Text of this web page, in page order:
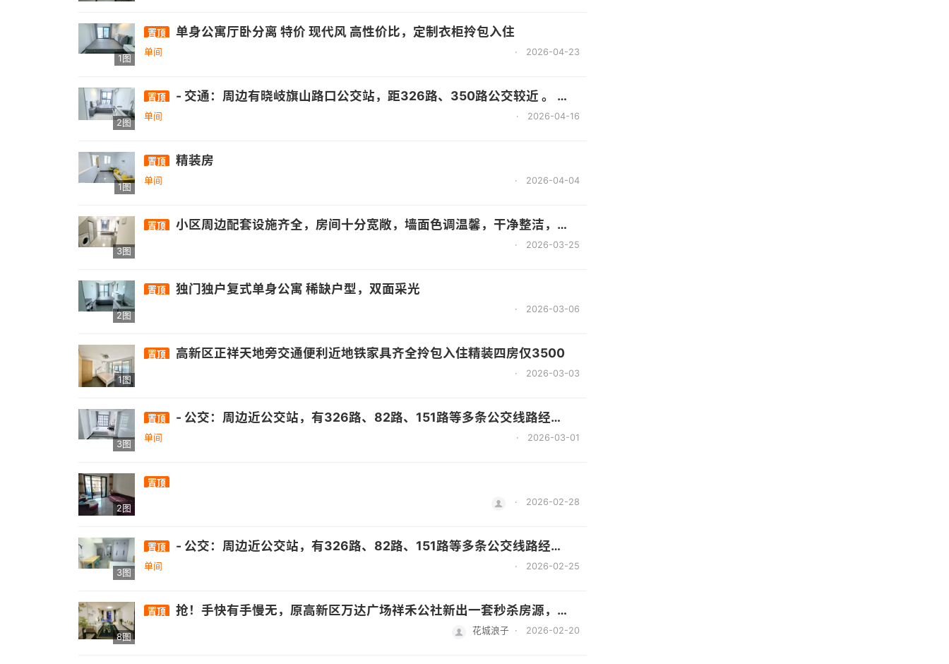
1图
置顶 单身公寓厅卧分离 特价 现代风 高性价比，定制衣柜拎包入住
单间 · 2026-04-23
2图
置顶 - 交通：周边有晓岐旗山路口公交站，距326路、350路公交较近 。 - 商业：临近万达广场，生活购物便利 。 无中介费！
单间 · 2026-04-16
1图
置顶 精装房
单间 · 2026-04-04
3图
置顶 小区周边配套设施齐全，房间十分宽敞，墙面色调温馨，干净整洁，采光非常好，屋内的家具也都很齐全
· 2026-03-25
2图
置顶 独门独户复式单身公寓 稀缺户型，双面采光
· 2026-03-06
1图
置顶 高新区正祥天地旁交通便利近地铁家具齐全拎包入住精装四房仅3500
· 2026-03-03
3图
置顶 - 公交：周边近公交站，有326路、82路、151路等多条公交线路经过.- 医疗：有南屿镇卫生所、省立医院金山分院等. - 商业：自带万达综合体，还有正荣财富中心、奥特莱斯商业圈、永辉旗舰店等商业配套. - 自然景观：临近旗山、乌龙江等，周边有福州旗山森林公园、福州乌龙江湿地公园等生态资源 无中介费！
单间 · 2026-03-01
2图
置顶
· 2026-02-28
3图
置顶 - 公交：周边近公交站，有326路、82路、151路等多条公交线路经过.- 医疗：有南屿镇卫生所、省立医院金山分院等. - 商业：自带万达综合体，还有正荣财富中心、奥特莱斯商业圈、永辉旗舰店等商业配套. - 自然景观：临近旗山、乌龙江等，周边有福州旗山森林公园、福州乌龙江湿地公园等生态资源 无中介费！
单间 · 2026-02-25
8图
置顶 抢！手快有手慢无，原高新区万达广场祥禾公社新出一套秒杀房源，超大一房一厅单身公寓，网红 ins风装修风格，底价 1200 出，真正的 手快有手慢无，包物业和宽带，看房加我13950224772，附近的信通中心、厚庭地铁，万福，星网锐捷，山亚，邦邦财富中心，宏盛，永福，华建，久策大厦，地球空间，海创中心，医工科技，万山大厦，迈新生物，龙旺理想天街、悦江公馆、三盛托斯卡纳、群升广场、群升江山城、正荣财富中心、蒲上紫光商业小镇、融创未来海、旗山花园、翔龙花园、荷塘名郡、中海观澜府、中海寰宇天下都很少有装修这么好价格这么便宜的一房一厅单身公寓
花城浪子 · 2026-02-20